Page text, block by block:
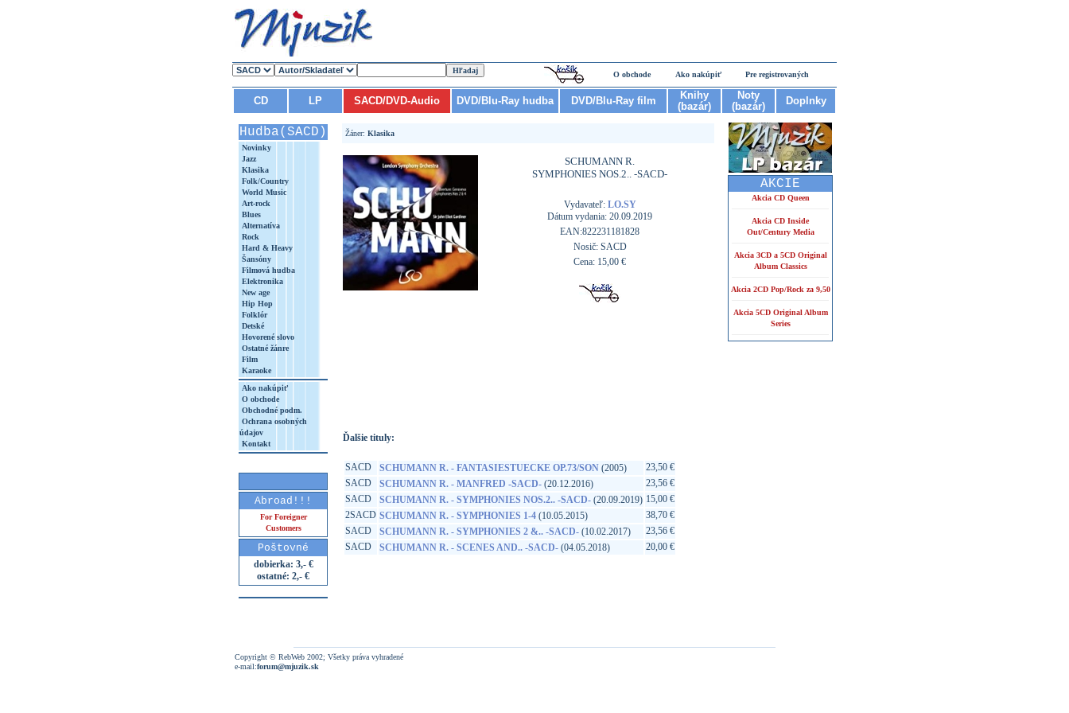
O obchode Ako nakúpiť Pre registrovaných
CD LP SACD/DVD-Audio DVD/Blu-Ray hudba DVD/Blu-Ray film
Knihy
(bazár)
Noty
(bazár)
Doplnky
Hudba(SACD)
Novinky
Jazz
Klasika
Folk/Country
World Music
Art-rock
Blues
Alternatíva
Rock
Hard & Heavy
Šansóny
Filmová hudba
Elektronika
New age
Hip Hop
Folklór
Detské
Hovorené slovo
Ostatné žánre
Film
Karaoke
Ako nakúpiť
O obchode
Obchodné podm.
Ochrana osobných
údajov
Kontakt
Abroad!!!
For Foreigner
Customers
Poštovné
dobierka: 3,- €
ostatné: 2,- €
Žáner: Klasika
SCHUMANN R.
SYMPHONIES NOS.2.. -SACD-
Vydavateľ: LO.SY
Dátum vydania: 20.09.2019
EAN:822231181828
Nosič: SACD
Cena: 15,00 €
Ďalšie tituly:
SACD SCHUMANN R. - FANTASIESTUECKE OP.73/SON (2005)
23,50 €
SACD
SCHUMANN R. - MANFRED -SACD- (20.12.2016)
23,56 €
SACD
SCHUMANN R. - SYMPHONIES NOS.2.. -SACD- (20.09.2019) 15,00 €
2SACD SCHUMANN R. - SYMPHONIES 1-4 (10.05.2015)
38,70 €
SACD
SCHUMANN R. - SYMPHONIES 2 &.. -SACD- (10.02.2017)
23,56 €
SACD
SCHUMANN R. - SCENES AND.. -SACD- (04.05.2018) 20,00 €
AKCIE
Akcia CD Queen
Akcia CD Inside
Out/Century Media
Akcia 3CD a 5CD Original
Album Classics
Akcia 2CD Pop/Rock za 9,50
Akcia 5CD Original Album
Series
Copyright © RebWeb 2002; Všetky práva vyhradené
e-mail:forum@mjuzik.sk